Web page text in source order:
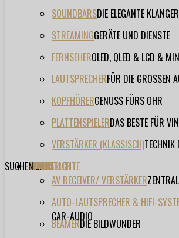
SOUNDBARSDIE ELEGANTE
STREAMINGGERÄTE UND DIENSTE
FERNSEHEROLED, QLED & LCD &
LAUTSPRECHERFÜR DIE GROSSEN
KOPFHÖRERGENUSS FÜRS OHR
PLATTENSPIELERDAS BESTE FÜR
VERSTÄRKER (KLASSISCH)TECHNIK
TESTBERICHTE
AV RECEIVER/ VERSTÄRKER
AUTO-LAUTSPRECHER & HIFI-
CAR-AUDIO
BEAMERDIE BILDWUNDER
FORUM
FILME
VIDEOS
HERSTELLER
EVENT
SUCHEN ...